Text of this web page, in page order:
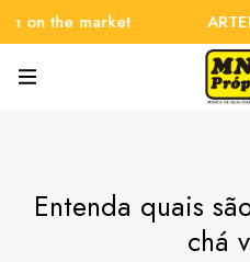
the market
Entenda quais
chá